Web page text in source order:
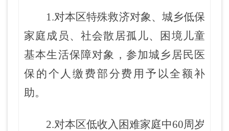
1.对本区特殊救济对象、城乡低保
家庭成员、社会散居孤儿、
困境儿童
基本生活保障对象 ，参加城乡居民医
保的个人缴费部分费用予以全额补
助。
2.对本区低收入困难家庭中60周岁